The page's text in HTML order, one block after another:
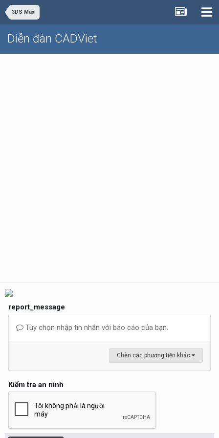
3DS Max
Diễn đàn CADViet
report_message
Tùy chọn nhập tin nhắn với báo cáo của bạn.
Chèn các phương tiện khác
Kiểm tra an ninh